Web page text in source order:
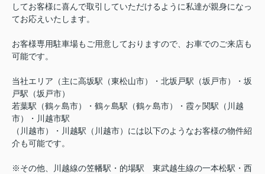
してお客様に喜んで取引していただけるように私達が親身になっ
てお応えいたします。
お客様専用駐車場もご用意しておりますので、お車でのご来店も
可能です。
当社エリア（主に高坂駅（東松山市）・北坂戸駅（坂戸市）・坂
戸駅（坂戸市）
若葉駅（鶴ヶ島市）・鶴ヶ島駅（鶴ヶ島市）・霞ヶ関駅（川越
市）・川越市駅
（川越市）・川越駅（川越市）には以下のようなお客様の物件紹
介も可能です。
※その他、川越線の笠幡駅・的場駅 東武越生線の一本松駅・西